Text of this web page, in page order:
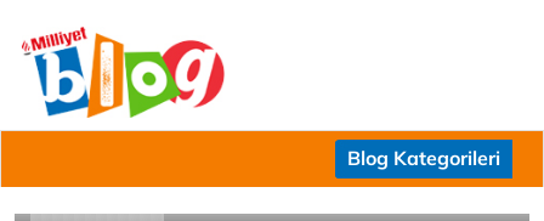
Blog Kategorileri